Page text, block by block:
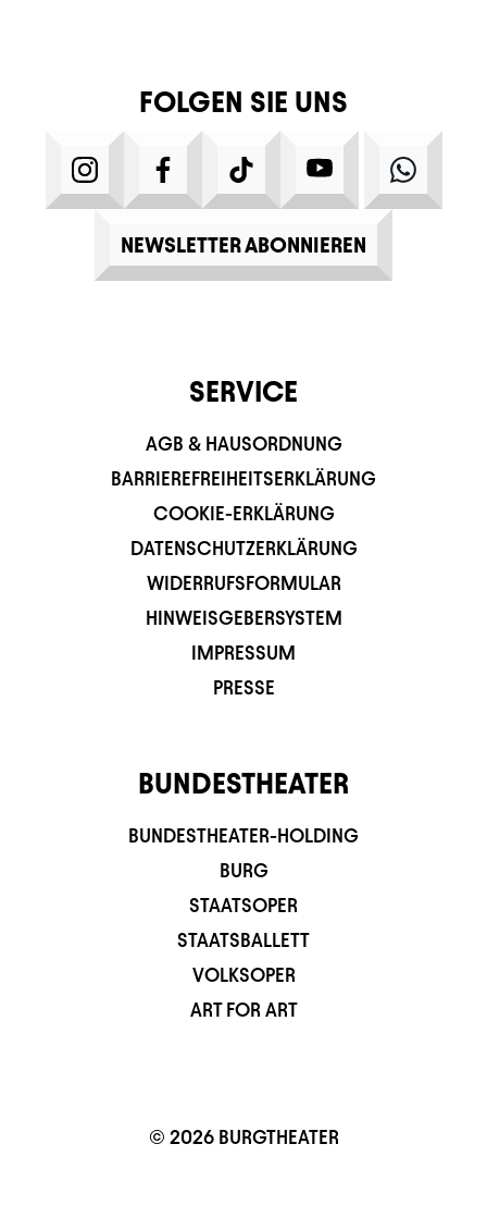
FOLGEN SIE UNS
INSTAGRAMFACEBOOKTIKTOK YOUTUBE
NEWSLETTER ABONNIEREN
SERVICE
AGB & HAUSORDNUNG
BARRIEREFREIHEITSERKLÄRUNG
COOKIE-ERKLÄRUNG
DATENSCHUTZERKLÄRUNG
WIDERRUFSFORMULAR
HINWEISGEBERSYSTEM
IMPRESSUM
PRESSE
BUNDESTHEATER
BUNDESTHEATER-HOLDING
BURG
STAATSOPER
STAATSBALLETT
VOLKSOPER
ART FOR ART
© 2026 BURGTHEATER